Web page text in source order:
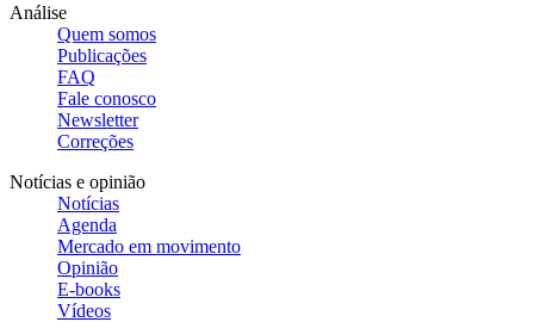
Análise
Quem somos
Publicações
FAQ
Fale conosco
Newsletter
Correções
Notícias e opinião
Notícias
Agenda
Mercado em movimento
Opinião
E-books
Vídeos